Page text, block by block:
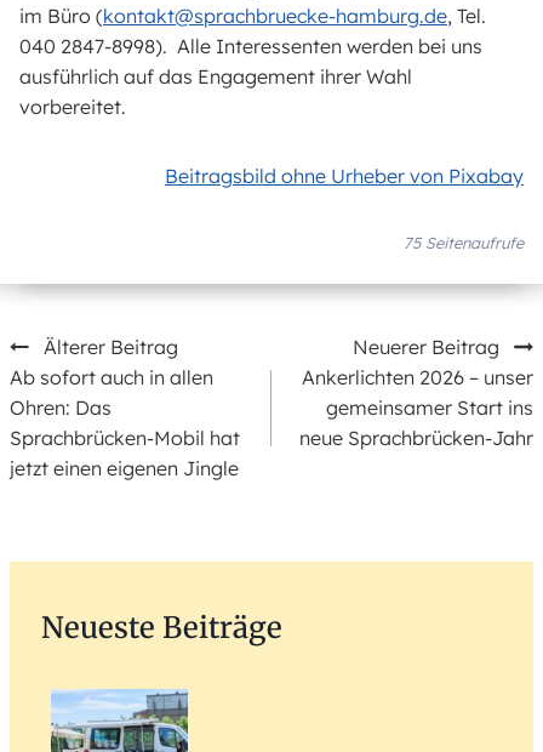
im Büro (kontakt@sprachbruecke-hamburg.de, Tel.
040 2847-8998). Alle Interessenten werden bei uns
ausführlich auf das Engagement ihrer Wahl
vorbereitet.
Beitragsbild ohne Urheber von Pixabay
75Seitenaufrufe
Beitragsnavigation
Älterer Beitrag
Ab sofort auch in allen
Ohren: Das
Sprachbrücken-Mobil hat
jetzt einen eigenen Jingle
Neuerer Beitrag
Ankerlichten 2026 – unser
gemeinsamer Start ins
neue Sprachbrücken-Jahr
Neueste Beiträge